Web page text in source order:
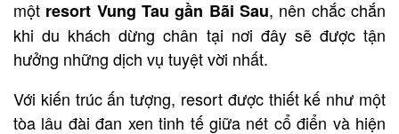
một resort Vung Tau gần Bãi Sau, nên chắc chắn
khi du khách dừng chân tại nơi đây sẽ được tận
hưởng những dịch vụ tuyệt vời nhất.
Với kiến trúc ấn tượng, resort được thiết kế như một
tòa lâu đài đan xen tinh tế giữa nét cổ điển và hiện